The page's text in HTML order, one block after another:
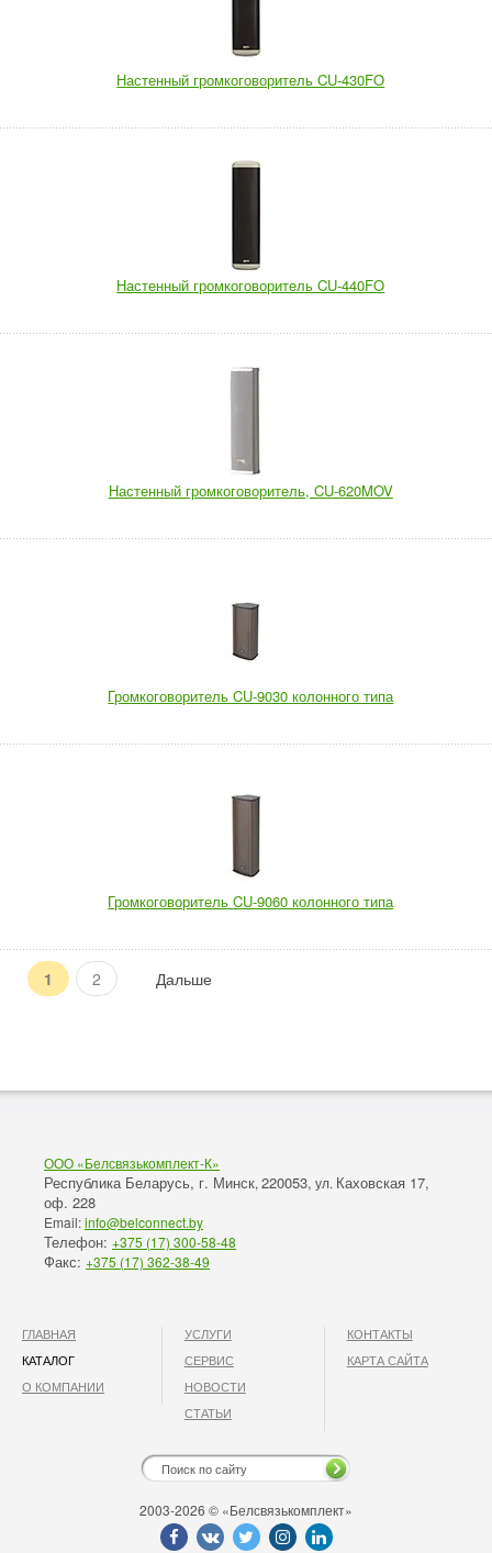
Настенный громкоговоритель CU-430FO
Настенный громкоговоритель CU-440FO
Настенный громкоговоритель, CU-620MOV
Громкоговоритель CU-9030 колонного типа
Громкоговоритель CU-9060 колонного типа
1 2 Дальше
ООО «Белсвязькомплект-К»
Республика Беларусь, г. Минск, 220053, ул. Каховская 17,
оф. 228
Email:info@belconnect.by
Телефон: +375 (17) 300-58-48
Факс: +375 (17) 362-38-49
ГЛАВНАЯ
КАТАЛОГ
О КОМПАНИИ
УСЛУГИ
СЕРВИС
НОВОСТИ
СТАТЬИ
КОНТАКТЫ
КАРТА САЙТА
2003-2026 © «Белсвязькомплект»